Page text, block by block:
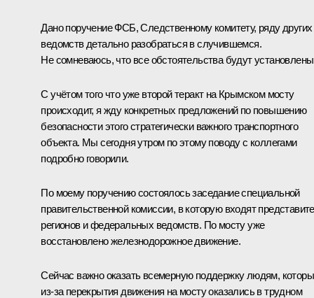
Дано поручение ФСБ, Следственному комитету, ряду других
ведомств детально разобраться в случившемся.
Не сомневаюсь, что все обстоятельства будут
С учётом того что уже второй теракт на Крымском мосту
происходит, я жду конкретных предложений по повышению
безопасности этого стратегически важного транспортного
объекта. Мы сегодня утром по этому поводу с коллегами
подробно говорили.
По моему поручению состоялось заседание специальной
правительственной комиссии, в которую входят
регионов и федеральных ведомств. По мосту уже
восстановлено железнодорожное движение.
Сейчас важно оказать всемерную поддержку людям,
из-за перекрытия движения на мосту оказались в трудном